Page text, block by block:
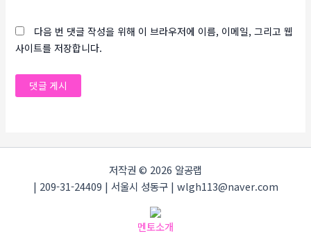
다음 번 댓글 작성을 위해 이 브라우저에 이름, 이메일, 그리고 웹
사이트를 저장합니다.
저작권 © 2026 알공랩
| 209-31-24409 | 서울시 성동구 | wlgh113@naver.com
멘토소개